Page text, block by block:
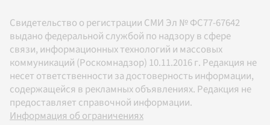
Свидетельство о регистрации СМИ Эл № ФС77-67642
выдано федеральной службой по надзору в сфере
связи, информационных технологий и массовых
коммуникаций (Роскомнадзор) 10.11.2016 г. Редакция не
несет ответственности за достоверность информации,
содержащейся в рекламных объявлениях. Редакция не
предоставляет справочной информации.
Информация об ограничениях